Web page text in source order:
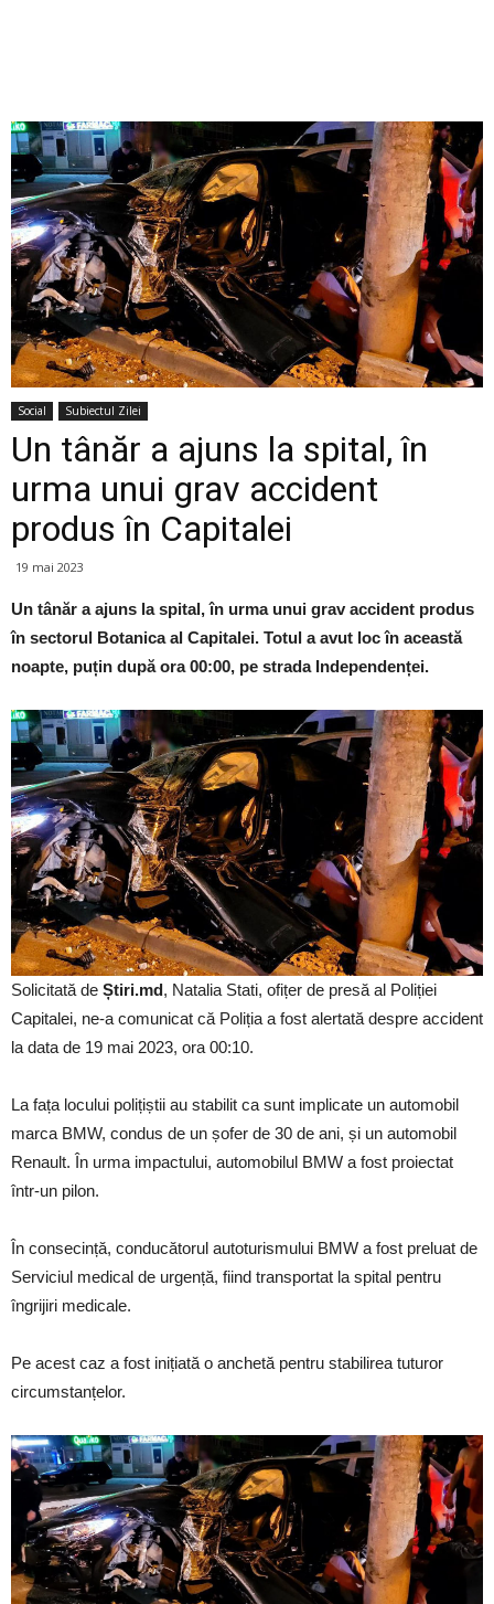
Social Subiectul Zilei
Un tânăr a ajuns la spital, în
urma unui grav accident
produs în Capitalei
19 mai 2023
Un tânăr a ajuns la spital, în urma unui grav accident produs
în sectorul Botanica al Capitalei. Totul a avut loc în această
noapte, puțin după ora 00:00, pe strada Independenței.
Solicitată de Știri.md, Natalia Stati, ofițer de presă al Poliției
Capitalei, ne-a comunicat că Poliția a fost alertată despre accident
la data de 19 mai 2023, ora 00:10.
La fața locului polițiștii au stabilit ca sunt implicate un automobil
marca BMW, condus de un șofer de 30 de ani, și un automobil
Renault. În urma impactului, automobilul BMW a fost proiectat
într-un pilon.
În consecință, conducătorul autoturismului BMW a fost preluat de
Serviciul medical de urgență, fiind transportat la spital pentru
îngrijiri medicale.
Pe acest caz a fost inițiată o anchetă pentru stabilirea tuturor
circumstanțelor.